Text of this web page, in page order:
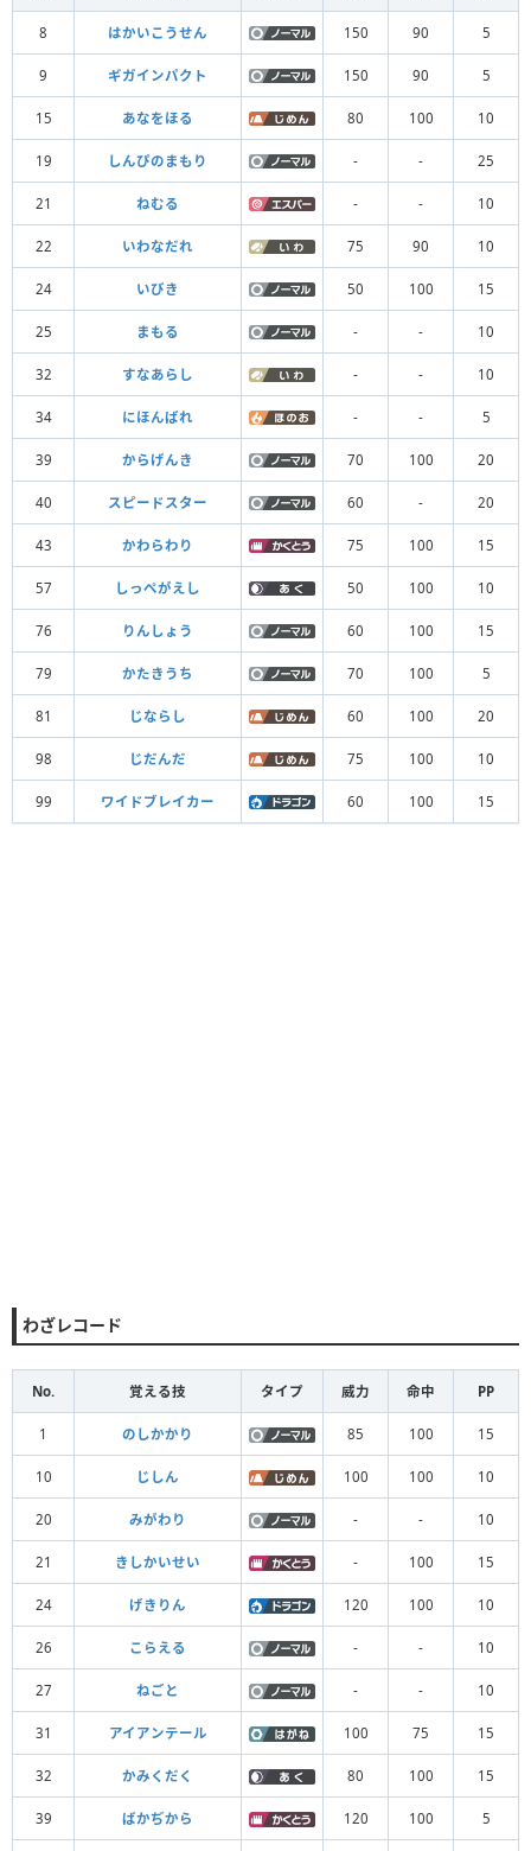
8 はかいこうせん 150 90 5
9 ギガインパクト 150 90 5
15 あなをほる 80 100 10
19 しんぴのまもり - - 25
21 ねむる - - 10
22 いわなだれ 75 90 10
24 いびき 50 100 15
25 まもる - - 10
32 すなあらし - - 10
34 にほんばれ - - 5
39 からげんき 70 100 20
40 スピードスター 60 - 20
43 かわらわり 75 100 15
57 しっぺがえし 50 100 10
76 りんしょう 60 100 15
79 かたきうち 70 100 5
81 じならし 60 100 20
98 じだんだ 75 100 10
99 ワイドブレイカー 60 100 15
わざレコード
No. 覚える技 タイプ 威力 命中 PP
1 のしかかり 85 100 15
10 じしん 100 100 10
20 みがわり - - 10
21 きしかいせい - 100 15
24 げきりん 120 100 10
26 こらえる - - 10
27 ねごと - - 10
31 アイアンテール 100 75 15
32 かみくだく 80 100 15
39 ばかぢから 120 100 5